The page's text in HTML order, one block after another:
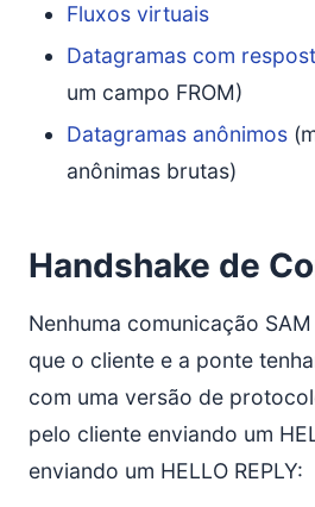
Fluxos virtuais
Datagramas com
um campo FROM)
Datagramas anônimos
anônimas brutas)
Handshake de
Nenhuma comunicação
que o cliente e a ponte
com uma versão de
pelo cliente enviando um
enviando um HELLO REPLY: